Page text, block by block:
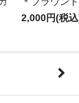
2,000円(税